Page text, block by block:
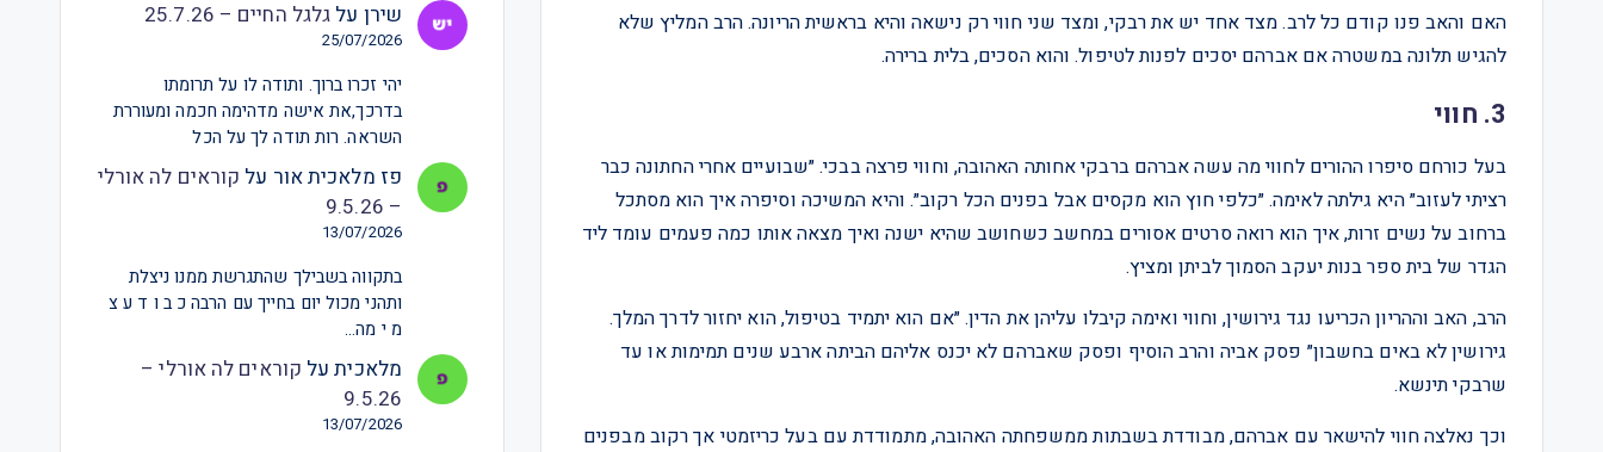
האם והאב פנו קודם כל לרב. מצד אחד יש את רבקי, ומצד שני חווי רק נישאה והיא בראשית הריונה. הרב המליץ שלא
להגיש תלונה במשטרה אם אברהם יסכים לפנות לטיפול. והוא הסכים, בלית ברירה.
3. חווי
בעל כורחם סיפרו ההורים לחווי מה עשה אברהם ברבקי אחותה האהובה, וחווי פרצה בבכי. ״שבועיים אחרי החתונה כבר
רציתי לעזוב״ היא גילתה לאימה. ״כלפי חוץ הוא מקסים אבל בפנים הכל רקוב״. והיא המשיכה וסיפרה איך הוא מסתכל
ברחוב על נשים זרות, איך הוא רואה סרטים אסורים במחשב כשחושב שהיא ישנה ואיך מצאה אותו כמה פעמים עומד ליד
הגדר של בית ספר בנות יעקב הסמוך לביתן ומציץ.
הרב, האב וההריון הכריעו נגד גירושין, וחווי ואימה קיבלו עליהן את הדין. ״אם הוא יתמיד בטיפול, הוא יחזור לדרך המלך.
גירושין לא באים בחשבון״ פסק אביה והרב הוסיף ופסק שאברהם לא יכנס אליהם הביתה ארבע שנים תמימות או עד
שרבקי תינשא.
וכך נאלצה חווי להישאר עם אברהם, מבודדת בשבתות ממשפחתה האהובה, מתמודדת עם בעל כריזמטי אך רקוב מבפנים
שירן על גלגל החיים – 25.7.26
25/07/2026
יהי זכרו ברוך. ותודה לו על תרומתו
בדרכך,את אישה מדהימה חכמה ומעוררת
השראה. רות תודה לך על הכל
פז מלאכית אור על קוראים לה אורלי
– 9.5.26
13/07/2026
בתקווה בשבילך שהתגרשת ממנו ניצלת
ותהני מכול יום בחייך עם הרבה כ ב ו ד ע צ
מ י מה…
מלאכיתעל קוראים לה אורלי –
9.5.26
13/07/2026